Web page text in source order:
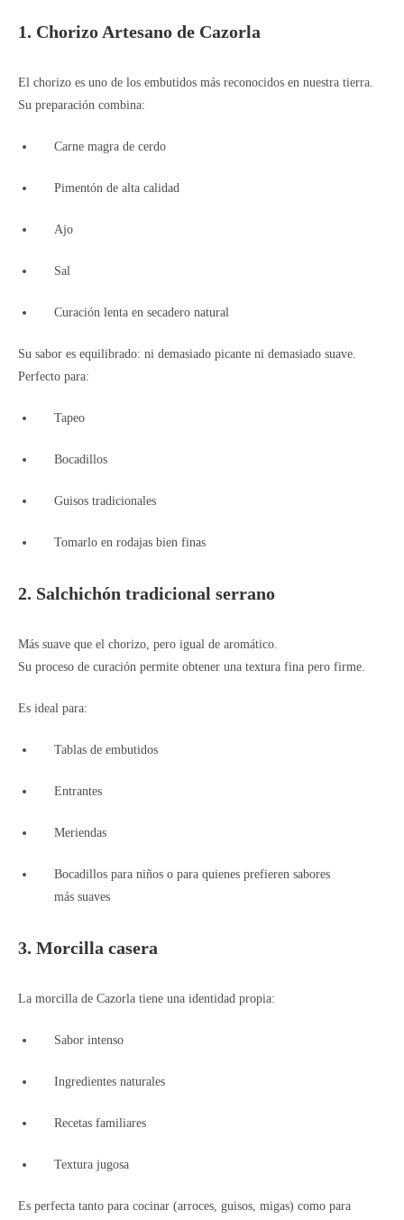
1. Chorizo Artesano de Cazorla
El chorizo es uno de los embutidos más reconocidos en nuestra tierra.
Su preparación combina:
Carne magra de cerdo
Pimentón de alta calidad
Ajo
Sal
Curación lenta en secadero natural
Su sabor es equilibrado: ni demasiado picante ni demasiado suave.
Perfecto para:
Tapeo
Bocadillos
Guisos tradicionales
Tomarlo en rodajas bien finas
2. Salchichón tradicional serrano
Más suave que el chorizo, pero igual de aromático.
Su proceso de curación permite obtener una textura fina pero firme.
Es ideal para:
Tablas de embutidos
Entrantes
Meriendas
Bocadillos para niños o para quienes prefieren sabores
más suaves
3. Morcilla casera
La morcilla de Cazorla tiene una identidad propia:
Sabor intenso
Ingredientes naturales
Recetas familiares
Textura jugosa
Es perfecta tanto para cocinar (arroces, guisos, migas) como para